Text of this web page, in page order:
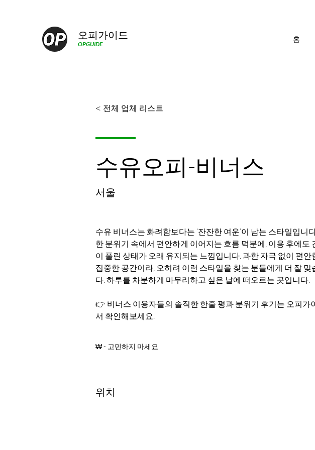
오피가이드
OPGUIDE
홈
< 전체 업체 리스트
수유오피-비너스
서울
수유 비너스는 화려함보다는 ‘잔잔한 여운’이 남는 스타일입니
한 분위기 속에서 편안하게 이어지는 흐름 덕분에, 이용 후에도
이 풀린 상태가 오래 유지되는 느낌입니다. 과한 자극 없이 편안
집중한 공간이라, 오히려 이런 스타일을 찾는 분들에게 더 잘 맞
다. 하루를 차분하게 마무리하고 싶은 날에 떠오르는 곳입니다.
👉 비너스 이용자들의 솔직한 한줄 평과 분위기 후기는 오피가
서 확인해보세요.
₩ - 고민하지 마세요
위치